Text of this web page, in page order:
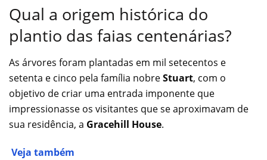
Qual a origem histórica do
plantio das faias centenárias?
As árvores foram plantadas em mil setecentos e
setenta e cinco pela família nobreStuart, com o
objetivo de criar uma entrada imponente que
impressionasse os visitantes que se aproximavam de
sua residência, a Gracehill House.
Veja também